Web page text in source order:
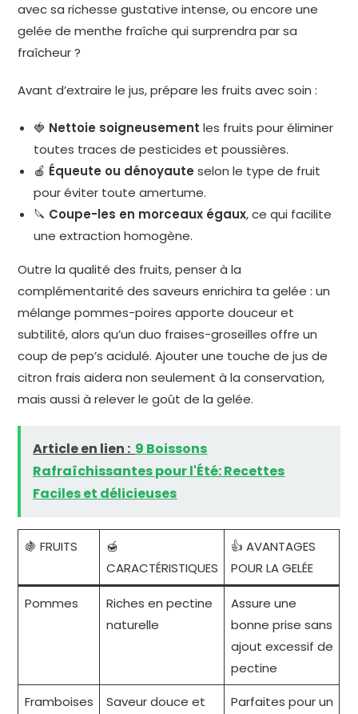
avec sa richesse gustative intense, ou encore une
gelée de menthe fraîche qui surprendra par sa
fraîcheur ?
Avant d’extraire le jus, prépare les fruits avec soin :
🍓 Nettoie soigneusement les fruits pour éliminer
toutes traces de pesticides et poussières.
🍎 Équeute ou dénoyaute selon le type de fruit
pour éviter toute amertume.
🔪 Coupe-les en morceaux égaux, ce qui facilite
une extraction homogène.
Outre la qualité des fruits, penser à la
complémentarité des saveurs enrichira ta gelée : un
mélange pommes-poires apporte douceur et
subtilité, alors qu’un duo fraises-groseilles offre un
coup de pep’s acidulé. Ajouter une touche de jus de
citron frais aidera non seulement à la conservation,
mais aussi à relever le goût de la gelée.
Article en lien : 9 Boissons
Rafraîchissantes pour l'Été: Recettes
Faciles et délicieuses
🍇 FRUITS
🍯
CARACTÉRISTIQUES
👍 AVANTAGES
POUR LA GELÉE
Pommes
Riches en pectine
naturelle
Assure une
bonne prise sans
ajout excessif de
pectine
Framboises
Saveur douce et
Parfaites pour un